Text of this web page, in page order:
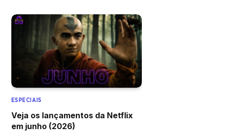
ESPECIAIS
Veja os lançamentos da Netflix
em junho (2026)